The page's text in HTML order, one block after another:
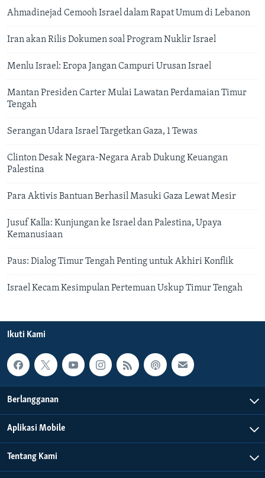
Ahmadinejad Cemooh Israel dalam Rapat Umum di Lebanon
Iran akan Rilis Dokumen soal Program Nuklir Israel
Menlu Israel: Eropa Jangan Campuri Urusan Israel
Mantan Presiden Carter Mulai Lawatan Perdamaian Timur
Tengah
Serangan Udara Israel Targetkan Gaza, 1 Tewas
Clinton Desak Negara-Negara Arab Dukung Keuangan
Palestina
Para Aktivis Bantuan Berhasil Masuki Gaza Lewat Mesir
Jusuf Kalla: Kunjungan ke Israel dan Palestina, Upaya
Kemanusiaan
Paus: Dialog Timur Tengah Penting untuk Akhiri Konflik
Israel Kecam Kesimpulan Pertemuan Uskup Timur Tengah
Ikuti Kami
Berlangganan
Aplikasi Mobile
Tentang Kami